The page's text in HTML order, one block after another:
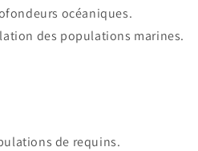
océaniques.
des populations marines.
de requins.